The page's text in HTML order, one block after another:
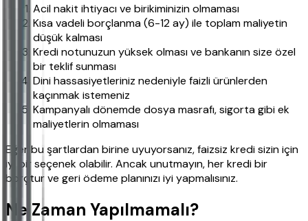
Acil nakit ihtiyacı ve birikiminizin olmaması
Kısa vadeli borçlanma (6-12 ay) ile toplam maliyetin
düşük kalması
Kredi notunuzun yüksek olması ve bankanın size özel
bir teklif sunması
Dini hassasiyetleriniz nedeniyle faizli ürünlerden
kaçınmak istemeniz
Kampanyalı dönemde dosya masrafı, sigorta gibi ek
maliyetlerin olmaması
Eğer bu şartlardan birine uyuyorsanız, faizsiz kredi sizin için
iyi bir seçenek olabilir. Ancak unutmayın, her kredi bir
borçtur ve geri ödeme planınızı iyi yapmalısınız.
Ne Zaman Yapılmamalı?